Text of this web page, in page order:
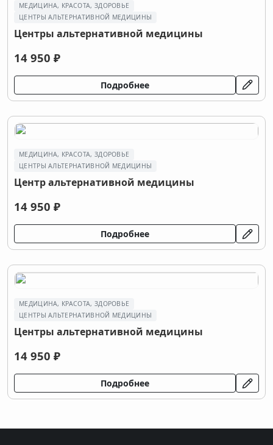
МЕДИЦИНА, КРАСОТА, ЗДОРОВЬЕ
ЦЕНТРЫ АЛЬТЕРНАТИВНОЙ МЕДИЦИНЫ
Центры альтернативной медицины
14 950 ₽
Подробнее
МЕДИЦИНА, КРАСОТА, ЗДОРОВЬЕ
ЦЕНТРЫ АЛЬТЕРНАТИВНОЙ МЕДИЦИНЫ
Центр альтернативной медицины
14 950 ₽
Подробнее
МЕДИЦИНА, КРАСОТА, ЗДОРОВЬЕ
ЦЕНТРЫ АЛЬТЕРНАТИВНОЙ МЕДИЦИНЫ
Центры альтернативной медицины
14 950 ₽
Подробнее